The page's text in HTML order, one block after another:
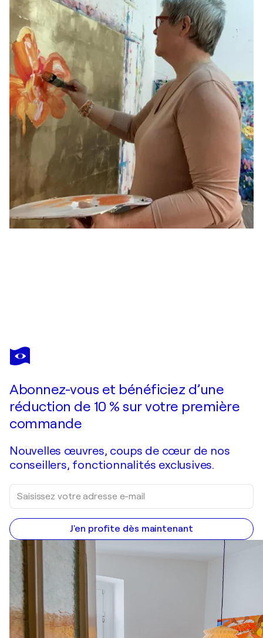
UTE BIVONA
When did we forget to believe in miracles?
Abonnez-vous et bénéficiez d’une
réduction de 10 % sur votre première
commande
Nouvelles œuvres, coups de cœur de nos
conseillers, fonctionnalités exclusives.
J'en profite dès maintenant